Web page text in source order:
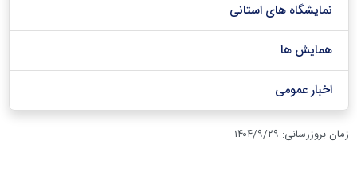
نمایشگاه های استانی
همایش ها
اخبار عمومی
زمان بروزرسانی: ۱۴۰۴/۹/۲۹